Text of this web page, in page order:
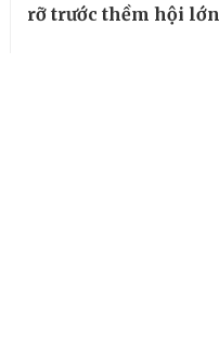
rỡ trước thềm hội lớn